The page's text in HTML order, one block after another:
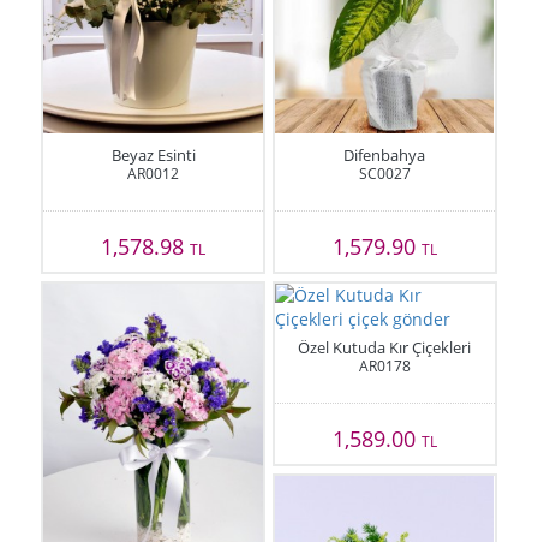
Beyaz Esinti
AR0012
1,578.98TL
Difenbahya
SC0027
1,579.90 TL
Özel Kutuda Kır Çiçekleri
AR0178
1,589.00 TL